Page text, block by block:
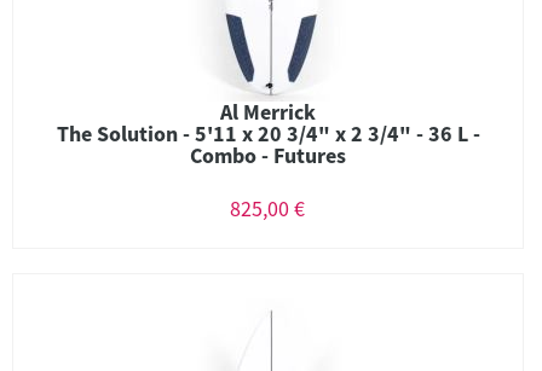
Al Merrick
The Solution - 5'11 x 20 3/4" x 2 3/4" - 36 L -
Combo - Futures
825,00 €